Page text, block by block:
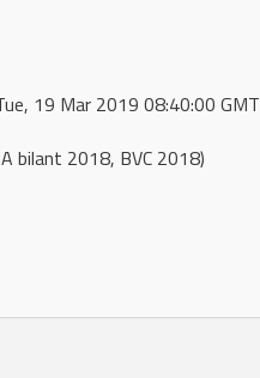
19 Mar 2019 08:40:00 GMT
bilant 2018, BVC 2018)